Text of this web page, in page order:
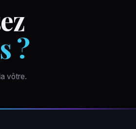
?
vôtre.